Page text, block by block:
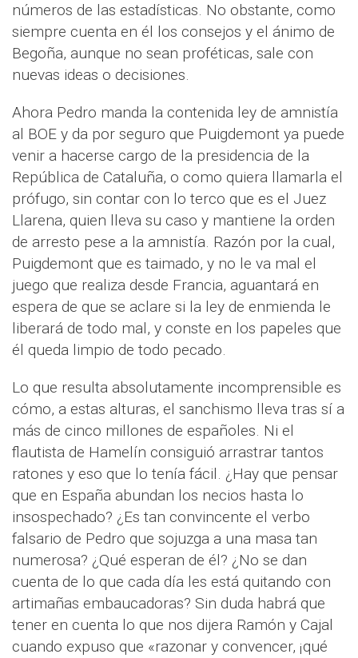
números de las estadísticas. No obstante, como
siempre cuenta en él los consejos y el ánimo de
Begoña, aunque no sean proféticas, sale con
nuevas ideas o decisiones.
Ahora Pedro manda la contenida ley de amnistía
al BOE y da por seguro que Puigdemont ya puede
venir a hacerse cargo de la presidencia de la
República de Cataluña, o como quiera llamarla el
prófugo, sin contar con lo terco que es el Juez
Llarena, quien lleva su caso y mantiene la orden
de arresto pese a la amnistía. Razón por la cual,
Puigdemont que es taimado, y no le va mal el
juego que realiza desde Francia, aguantará en
espera de que se aclare si la ley de enmienda le
liberará de todo mal, y conste en los papeles que
él queda limpio de todo pecado.
Lo que resulta absolutamente incomprensible es
cómo, a estas alturas, el sanchismo lleva tras sí a
más de cinco millones de españoles. Ni el
flautista de Hamelín consiguió arrastrar tantos
ratones y eso que lo tenía fácil. ¿Hay que pensar
que en España abundan los necios hasta lo
insospechado? ¿Es tan convincente el verbo
falsario de Pedro que sojuzga a una masa tan
numerosa? ¿Qué esperan de él? ¿No se dan
cuenta de lo que cada día les está quitando con
artimañas embaucadoras? Sin duda habrá que
tener en cuenta lo que nos dijera Ramón y Cajal
cuando expuso que «razonar y convencer, ¡qué